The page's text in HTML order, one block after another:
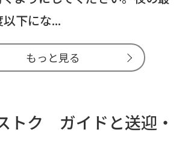
下にな...
もっと見る
トク ガイドと送迎・